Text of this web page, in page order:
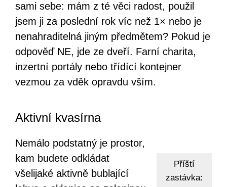
sami sebe: mám z té věci radost, použil
jsem ji za poslední rok víc než 1× nebo je
nenahraditelná jiným předmětem? Pokud je
odpověď NE, jde ze dveří. Farní charita,
inzertní portály nebo třídící kontejner
vezmou za vděk opravdu vším.
Aktivní kvasírna
Příští
zastávka:
Nemálo podstatný je prostor,
kam budete odkládat
všelijaké aktivně bublající